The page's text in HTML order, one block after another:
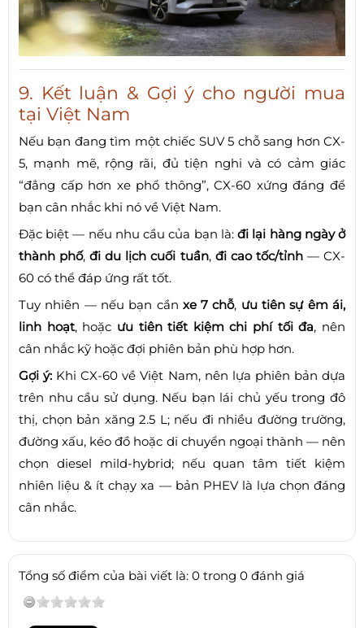
9. Kết luận & Gợi ý cho người mua
tại Việt Nam
Nếu bạn đang tìm một chiếc SUV 5 chỗ sang hơn CX-
5, mạnh mẽ, rộng rãi, đủ tiện nghi và có cảm giác
“đẳng cấp hơn xe phổ thông”, CX-60 xứng đáng để
bạn cân nhắc khi nó về Việt Nam.
Đặc biệt — nếu nhu cầu của bạn là:đi lại hàng ngày ở
thành phố,đi du lịch cuối tuần, đi cao tốc/tỉnh— CX-
60 có thể đáp ứng rất tốt.
Tuy nhiên — nếu bạn cần xe 7 chỗ, ưu tiên sự êm ái,
linh hoạt, hoặc ưu tiên tiết kiệm chi phí tối đa, nên
cân nhắc kỹ hoặc đợi phiên bản phù hợp hơn.
Gợi ý: Khi CX-60 về Việt Nam, nên lựa phiên bản dựa
trên nhu cầu sử dụng. Nếu bạn lái chủ yếu trong đô
thị, chọn bản xăng 2.5 L; nếu đi nhiều đường trường,
đường xấu, kéo đồ hoặc di chuyển ngoại thành — nên
chọn diesel mild-hybrid; nếu quan tâm tiết kiệm
nhiên liệu & ít chạy xa — bản PHEV là lựa chọn đáng
cân nhắc.
Tổng số điểm của bài viết là: 0 trong 0 đánh giá